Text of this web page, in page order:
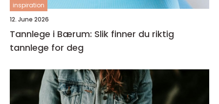
inspiration
12. June 2026
Tannlege i Bærum: Slik finner du riktig
tannlege for deg